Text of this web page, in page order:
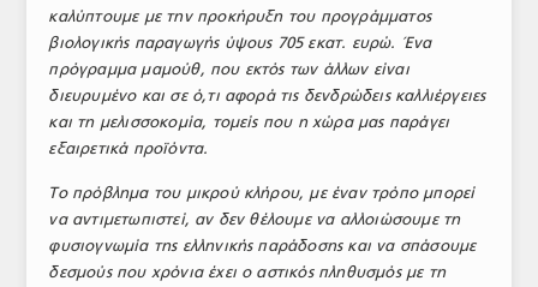
καλύπτουμε με την προκήρυξη του προγράμματος
βιολογικής παραγωγής ύψους 705 εκατ. ευρώ. Ένα
πρόγραμμα μαμούθ, που εκτός των άλλων είναι
διευρυμένο και σε ό,τι αφορά τις δενδρώδεις καλλιέργειες
και τη μελισσοκομία, τομείς που η χώρα μας παράγει
εξαιρετικά προϊόντα.
Το πρόβλημα του μικρού κλήρου, με έναν τρόπο μπορεί
να αντιμετωπιστεί, αν δεν θέλουμε να αλλοιώσουμε τη
φυσιογνωμία της ελληνικής παράδοσης και να σπάσουμε
δεσμούς που χρόνια έχει ο αστικός πληθυσμός με τη